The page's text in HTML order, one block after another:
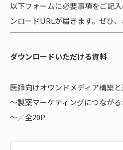
以下フォームに必要事項をご記
ンロードURLが届きます。ぜひ、
ダウンロードいただける資料
医師向けオウンドメディア構築
～製薬マーケティングにつなが
～／全20P